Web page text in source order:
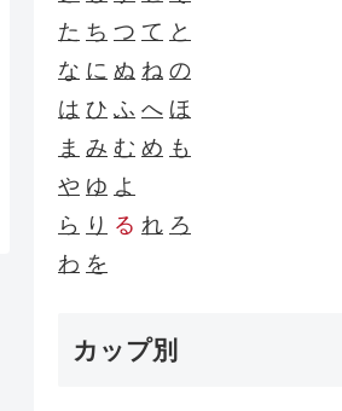
た ち つ て と
な に ぬ ね の
は ひ ふ へ ほ
ま み む め も
や ゆ よ
ら り る れ ろ
わ を
カップ別